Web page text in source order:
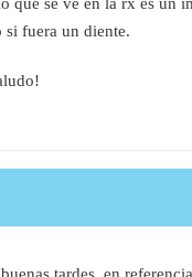
si fuera un diente.
tardes. en